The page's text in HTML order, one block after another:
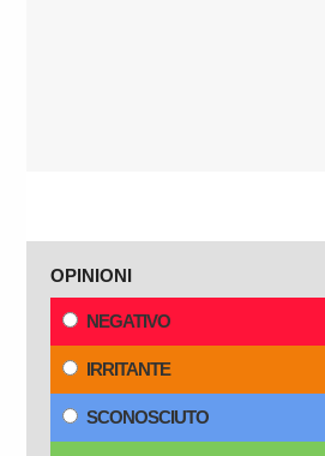
OPINIONI
NEGATIVO
IRRITANTE
SCONOSCIUTO